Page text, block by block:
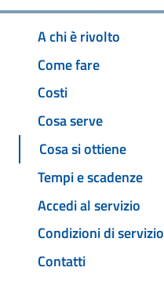
A chi è rivolto
Come fare
Costi
Cosa serve
Cosa si ottiene
Tempi e scadenze
Accedi al servizio
Condizioni di servizio
Contatti